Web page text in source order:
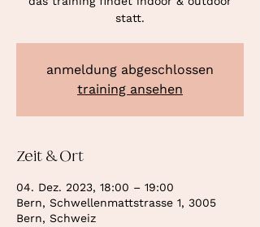
statt.
anmeldung abgeschlossen
training ansehen
Zeit & Ort
04. Dez. 2023, 18:00 – 19:00
Bern, Schwellenmattstrasse 1, 3005
Bern, Schweiz